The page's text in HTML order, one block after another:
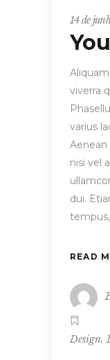
14 de
viverra
varius
nisi vel
dui.
READ
Design,